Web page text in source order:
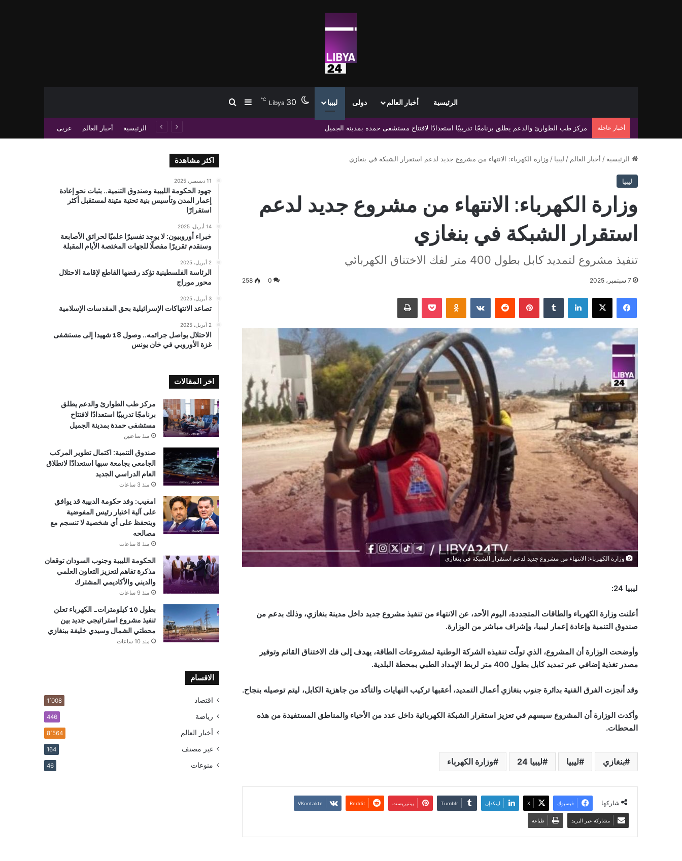
الرئيسية أخبار العالم دولى ليبيا Libya 30
℃ إضافة عمود جانبي
بحث عن
أخبار عاجلة صندوق التنمية: اكتمال تطوير المركب الجامعي بجامعة سبها استعدادًا لانطلاق العام الدراسي الجديد الرئيسية أخبار العالم عربى
الرئيسية / أخبار العالم / ليبيا / وزارة الكهرباء: الانتهاء من مشروع جديد لدعم استقرار الشبكة في بنغازي
ليبيا
وزارة الكهرباء: الانتهاء من مشروع جديد لدعم
استقرار الشبكة في بنغازي
تنفيذ مشروع لتمديد كابل بطول 400 متر لفك الاختناق الكهربائي
7 سبتمبر، 2025 0
258
فيسبوك ‫X لينكدإن بينتيريست Odnoklassniki
‫Pocket طباعة
وزارة الكهرباء: الانتهاء من مشروع جديد لدعم استقرار الشبكة في بنغازي
ليبيا 24:
أعلنت وزارة الكهرباء والطاقات المتجددة، اليوم الأحد، عن الانتهاء من تنفيذ مشروع جديد داخل مدينة بنغازي، وذلك بدعم من
صندوق التنمية وإعادة إعمار ليبيا، وإشراف مباشر من الوزارة.
وأوضحت الوزارة أن المشروع، الذي تولّت تنفيذه الشركة الوطنية لمشروعات الطاقة، يهدف إلى فك الاختناق القائم وتوفير
مصدر تغذية إضافي عبر تمديد كابل بطول 400 متر لربط الإمداد الطبي بمحطة البلدية.
وقد أنجزت الفرق الفنية بدائرة جنوب بنغازي أعمال التمديد، أعقبها تركيب النهايات والتأكد من جاهزية الكابل، ليتم توصيله بنجاح.
وأكدت الوزارة أن المشروع سيسهم في تعزيز استقرار الشبكة الكهربائية داخل عدد من الأحياء والمناطق المستفيدة من هذه
المحطات.
بنغازي ليبيا ليبيا 24 وزارة الكهرباء
شاركها فيسبوك ‫X لينكدإن بينتيريست
مشاركة عبر البريد طباعة
اكثر مشاهدة
11 ديسمبر، 2025
جهود الحكومة الليبية وصندوق التنمية.. بثبات نحو إعادة
إعمار المدن وتأسيس بنية تحتية متينة لمستقبل أكثر
استقرارًا
14 أبريل، 2025
خبراء أوروبيون: لا يوجد تفسيرًا علميًا لحرائق الأصابعة
وسنقدم تقريرًا مفصلًا للجهات المختصة الأيام المقبلة
2 أبريل، 2025
الرئاسة الفلسطينية تؤكد رفضها القاطع لإقامة الاحتلال
محور موراج
3 أبريل، 2025
تصاعد الانتهاكات الإسرائيلية بحق المقدسات الإسلامية
2 أبريل، 2025
الاحتلال يواصل جرائمه.. وصول 18 شهيدا إلى مستشفى
غزة الأوروبي في خان يونس
اخر المقالات
مركز طب الطوارئ والدعم يطلق
برنامجًا تدريبيًا استعدادًا لافتتاح
مستشفى حمدة بمدينة الجميل
منذ ساعتين
صندوق التنمية: اكتمال تطوير المركب
الجامعي بجامعة سبها استعدادًا لانطلاق
العام الدراسي الجديد
منذ 3 ساعات
امغيب: وفد حكومة الدبيبة قد يوافق
على آلية اختيار رئيس المفوضية
ويتحفظ على أي شخصية لا تنسجم مع
مصالحه
منذ 8 ساعات
الحكومة الليبية وجنوب السودان توقعان
مذكرة تفاهم لتعزيز التعاون العلمي
والديني والأكاديمي المشترك
منذ 9 ساعات
بطول 10 كيلومترات… الكهرباء تعلن
تنفيذ مشروع استراتيجي جديد بين
محطتي الشمال وسيدي خليفة ببنغازي
منذ 10 ساعات
الاقسام
اقتصاد 1٬008
رياضة 446
أخبار العالم 8٬564
غير مصنف 164
منوعات 46